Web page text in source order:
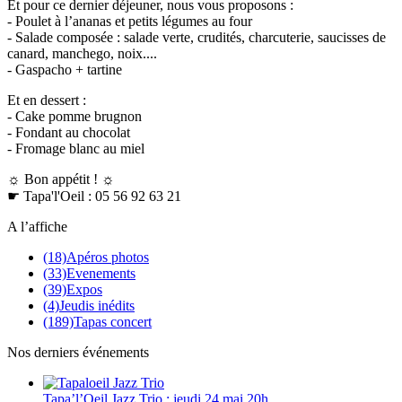
Et pour ce dernier déjeuner, nous vous proposons :
- Poulet à l’ananas et petits légumes au four
- Salade composée : salade verte, crudités, charcuterie, saucisses de
canard, manchego, noix....
- Gaspacho + tartine
Et en dessert :
- Cake pomme brugnon
- Fondant au chocolat
- Fromage blanc au miel
☼ Bon appétit ! ☼
☛ Tapa'l'Oeil : 05 56 92 63 21
A l’affiche
(18)Apéros photos
(33)Evenements
(39)Expos
(4)Jeudis inédits
(189)Tapas concert
Nos derniers événements
Tapa’l’Oeil Jazz Trio : jeudi 24 mai 20h